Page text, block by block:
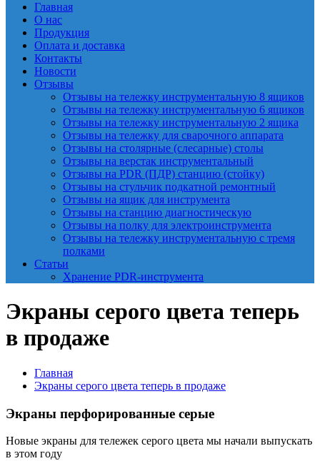
Главная
О нас
Продукция
Оплата и доставка
Контакты
Новости
Отзывы
Отзывы на тележку инструментальную 8 ящиков
Отзывы на тележку инструментальную 6 ящиков
Отзывы на тележку инструментальную 2 ящика
Отзывы на тележку для сварочного аппарата
Отзывы на столярные (слесарные) столы
Отзывы на верстак инструментальный
Отзывы на PDR (ПДР) станцию (стойку)
Отзывы на стульчик подкатной ремонтный
Отзывы на ящик для инструмента
Отзывы на станцию диагностическую
Отзывы на полку для электроинструмента
Отзывы на тележку инструментальную с тремя
полками
Статьи
Хранение PDR-инструмента
Экраны серого цвета теперь
в продаже
Главная
Экраны серого цвета теперь в продаже
Экраны перфорированные серые
Новые экраны для тележек серого цвета мы начали выпускать
в этом году